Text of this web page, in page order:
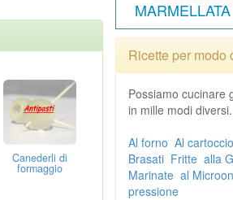
Canederli di
formaggio
Ricette per modo
Possiamo cucinare
in mille modi
Al forno Al cartoccio
Brasati Fritte alla
Marinate al
pressione